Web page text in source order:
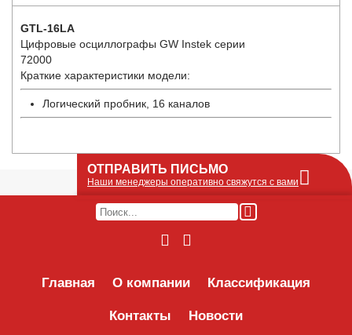
GTL-16LA
Цифровые осциллографы GW Instek серии
72000
Краткие характеристики модели:
Логический пробник, 16 каналов
Главная О компании Классификация
Контакты Новости
ОТПРАВИТЬ ПИСЬМО
Наши менеджеры оперативно свяжутся с вами
Оставьте Ваше сообщение или запрос по
его получим по e-mail и оперативно ответим!